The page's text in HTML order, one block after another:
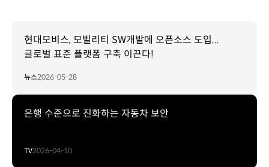
현대모비스, 모빌리티 SW개발에 오픈소스 도입...
글로벌 표준 플랫폼 구축 이끈다!
뉴스2026-05-28
은행 수준으로 진화하는 자동차 보안
TV2026-04-10